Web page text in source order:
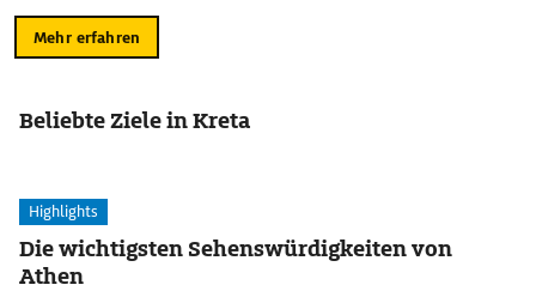
Mehr erfahren
Beliebte Ziele in Kreta
Highlights
Die wichtigsten Sehenswürdigkeiten von
Athen